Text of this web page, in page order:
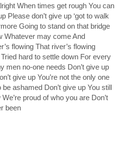
When times get rough You can
Please don’t give up ‘got to walk
Going to stand on that bridge
Whatever may come And
flowing That river’s flowing
hard to settle down For every
men no-one needs Don’t give up
give up You’re not the only one
ashamed Don’t give up You still
proud of who you are Don’t
been